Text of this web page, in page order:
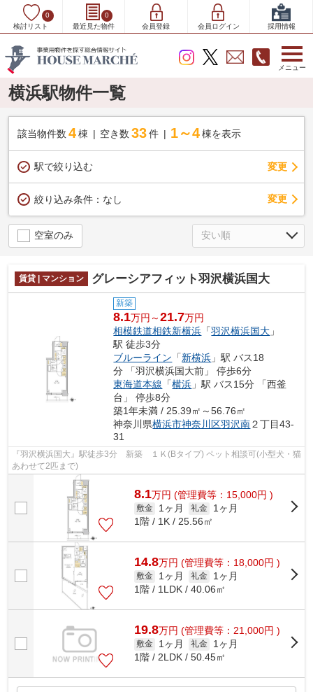
検討リスト
0
最近見た物件
0
会員登録
会員ログイン 採用情報
メニュー
横浜駅物件一覧
該当物件数 4棟 空き数 33 件 1～4 棟を表示
駅で絞り込む 変更
絞り込み条件： なし 変更
空室のみ
賃貸 | マンション グレーシアフィット羽沢横浜国大
新築
8.1万円～21.7万円
相模鉄道相鉄新横浜 「羽沢横浜国大 」
駅 徒歩3分
ブルーライン 「新横浜 」駅 バス18
分 「羽沢横浜国大前」 停歩6分
東海道本線 「横浜 」駅 バス15分 「西釜
台」 停歩8分
築1年未満 / 25.39㎡～56.76㎡
神奈川県横浜市神奈川区羽沢南２丁目43-
31
『羽沢横浜国大』駅徒歩3分 新築 １Ｋ(Bタイプ) ペット相談可(小型犬・猫
あわせて2匹まで)
8.1万円 (管理費等：15,000円 )
敷金 1ヶ月 礼金
1ヶ月
1階 / 1K / 25.56㎡
14.8万円 (管理費等：18,000円 )
敷金 1ヶ月 礼金
1ヶ月
1階 / 1LDK / 40.06㎡
19.8万円 (管理費等：21,000円 )
敷金 1ヶ月 礼金
1ヶ月
1階 / 2LDK / 50.45㎡